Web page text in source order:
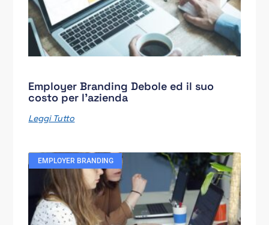
Employer Branding Debole ed il suo
costo per l’azienda
Leggi Tutto
EMPLOYER BRANDING